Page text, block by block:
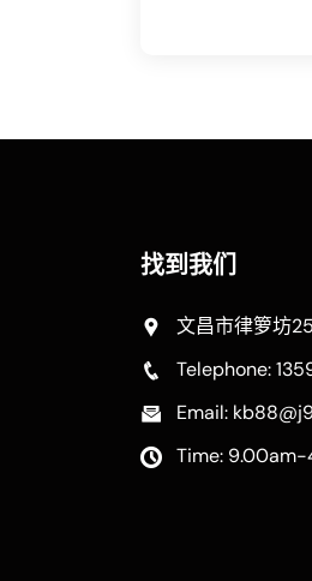
找到我们
文昌市律箩坊
Telephone:
Email:
Time: